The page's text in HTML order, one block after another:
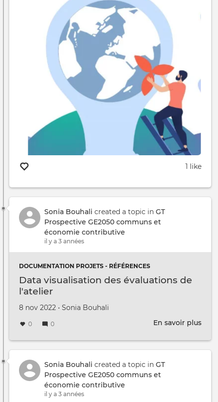
1 like
Sonia Bouhali created a topic in GT
Prospective GE2050 communs et
économie contributive
il y a 3 années
DOCUMENTATION PROJETS - RÉFÉRENCES
Data visualisation des évaluations de
l'atelier
Créé le
8 nov 2022 •
par Sonia Bouhali
0 0 En savoir plus
des
Sonia Bouhali created a topic in GT
Prospective GE2050 communs et
économie contributive
il y a 3 années